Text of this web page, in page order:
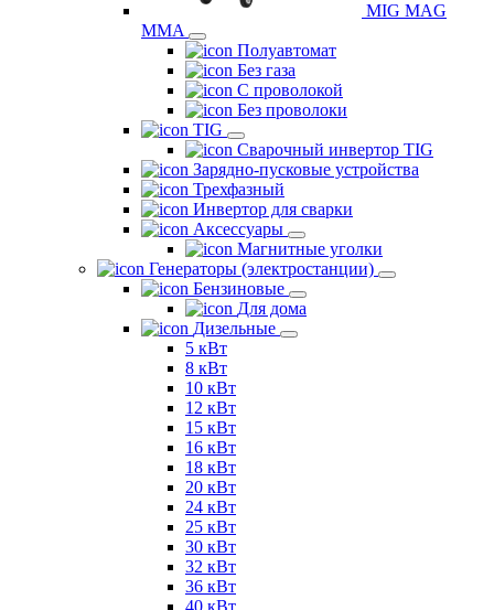
MIG MAG
MMA
Полуавтомат
Без газа
С проволокой
Без проволоки
TIG
Сварочный инвертор TIG
Зарядно-пусковые устройства
Трехфазный
Инвертор для сварки
Аксессуары
Магнитные уголки
Генераторы (электростанции)
Бензиновые
Для дома
Дизельные
5 кВт
8 кВт
10 кВт
12 кВт
15 кВт
16 кВт
18 кВт
20 кВт
24 кВт
25 кВт
30 кВт
32 кВт
36 кВт
40 кВт